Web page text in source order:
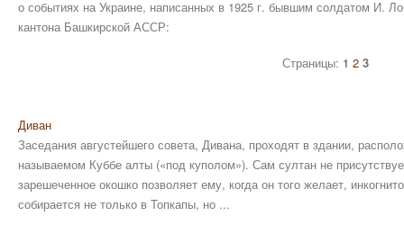
о событиях на Украине, написанных в 1925 г. бывшим солдатом И.
кантона Башкирской АССР:
Страницы: 1 2 3
Диван
Заседания августейшего совета, Дивана, проходят в здании,
называемом Куббе алты («под куполом»). Сам султан не
зарешеченное окошко позволяет ему, когда он того желает,
собирается не только в Топкапы, но ...